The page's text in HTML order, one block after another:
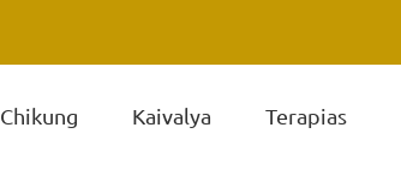
Chikung Kaivalya Terapias